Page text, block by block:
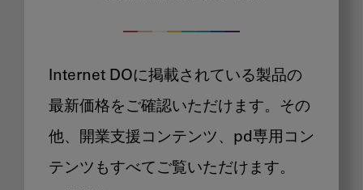
Internet DOに掲載されている製品の
最新価格をご確認いただけます。その
他、開業支援コンテンツ、pd専用コン
テンツもすべてご覧いただけます。